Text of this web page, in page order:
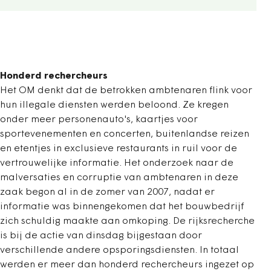
Honderd rechercheurs
Het OM denkt dat de betrokken ambtenaren flink voor
hun illegale diensten werden beloond. Ze kregen
onder meer personenauto's, kaartjes voor
sportevenementen en concerten, buitenlandse reizen
en etentjes in exclusieve restaurants in ruil voor de
vertrouwelijke informatie. Het onderzoek naar de
malversaties en corruptie van ambtenaren in deze
zaak begon al in de zomer van 2007, nadat er
informatie was binnengekomen dat het bouwbedrijf
zich schuldig maakte aan omkoping. De rijksrecherche
is bij de actie van dinsdag bijgestaan door
verschillende andere opsporingsdiensten. In totaal
werden er meer dan honderd rechercheurs ingezet op